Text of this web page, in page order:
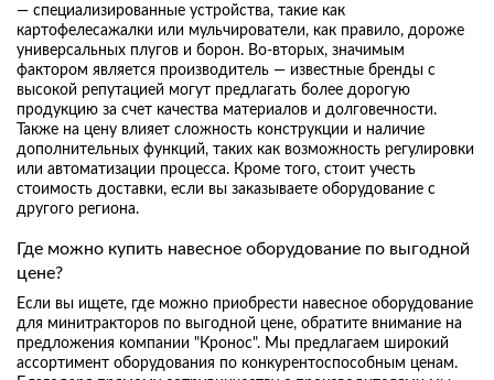
— специализированные устройства, такие как
картофелесажалки или мульчирователи, как правило, дороже
универсальных плугов и борон. Во-вторых, значимым
фактором является производитель — известные бренды с
высокой репутацией могут предлагать более дорогую
продукцию за счет качества материалов и долговечности.
Также на цену влияет сложность конструкции и наличие
дополнительных функций, таких как возможность регулировки
или автоматизации процесса. Кроме того, стоит учесть
стоимость доставки, если вы заказываете оборудование с
другого региона.
Где можно купить навесное оборудование по выгодной
цене?
Если вы ищете, где можно приобрести навесное оборудование
для минитракторов по выгодной цене, обратите внимание на
предложения компании "Кронос". Мы предлагаем широкий
ассортимент оборудования по конкурентоспособным ценам.